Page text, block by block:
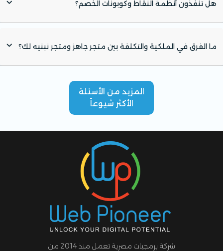
هل تنفذون أنظمة النقاط وكوبونات الخصم؟
ما الفرق في الملكية والتكلفة بين متجر جاهز ومتجر نبنيه لك؟
المزيد من الأسئلة
الأكثر شيوعاً
شركة برمجيات مصرية تعمل منذ 2014 من